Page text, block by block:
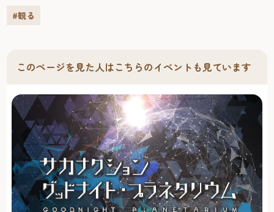
「日本号」を常設展示している。 2014年の大河ドラマの主
はコレクションを活用した企画展、特別展示室では世界の
文化を紹介する魅力的な巡回展などを随時開催。金印レプ
リカ・ストラップなどの関連グッズは大人気のお土産。小
さなお子さまには、アジア各国の楽器やおもちゃで遊べる
体験学習室「みたいけんラボ」（無料）がオススメ。
#観る
このページを見た人はこちらのイベントも見ています